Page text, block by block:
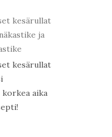
kesärullat
ja
kesärullat
aika